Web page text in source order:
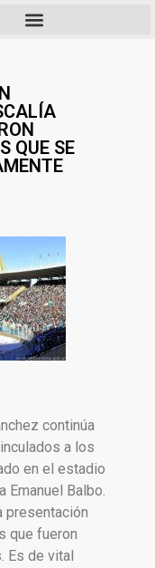
QUE SE
continúa
a los
en el estadio
Emanuel Balbo.
presentación
que fueron
Es de vital